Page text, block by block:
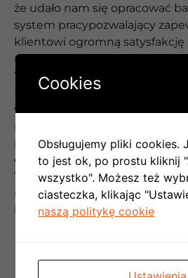
że udało nam się opracować
system pracypozwalający
klientowi ogromną satysfakcję
nami.
Współpraca z naszą firmą to
Możesz mieć pewność, że
wyjątkowo – ponieważ tak już
nasza filozofia i podejście do
priorytetem jest spełnienie
gwarancja satysfakcji.
Tylko w ten sposób możemy
utrzymywać długoletnią
klimatyzacji w meijscowości
NAJWYŻSZY
Cookies
Obsługujemy pliki cookies.
to jest ok, po prostu kliknij
wszystko". Możesz też
ciasteczka, klikając
naszą politykę cookie